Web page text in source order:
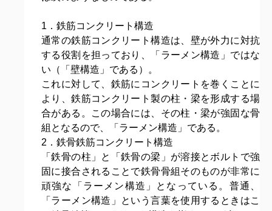
1．鉄筋コンクリート構造
通常の鉄筋コンクリート構造は、壁が外力に対抗
する役割を担っており、「ラーメン構造」ではな
い（「壁構造」である）。
これに対して、鉄筋にコンクリートを巻くことに
より、鉄筋コンクリート製の柱・梁を形成する場
合がある。この場合には、その柱・梁が強固な骨
組となるので、「ラーメン構造」である。
2．鉄骨鉄筋コンクリート構造
「鉄骨の柱」と「鉄骨の梁」が溶接とボルトで強
固に接合されることで鉄骨骨組そのものが非常に
頑強な「ラーメン構造」となっている。普通、
「ラーメン構造」という言葉を使用するときはこ